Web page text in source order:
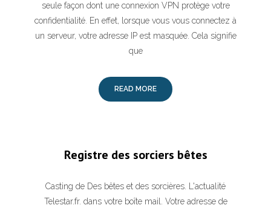
seule façon dont une connexion VPN protège votre
confidentialité. En effet, lorsque vous vous connectez à
un serveur, votre adresse IP est masquée. Cela signifie
que
READ MORE
Registre des sorciers bêtes
Casting de Des bêtes et des sorcières. L'actualité
Telestar.fr. dans votre boîte mail. Votre adresse de